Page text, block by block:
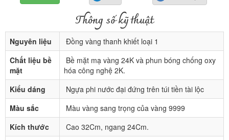
Thông số kỹ thuật
Nguyên liệu
Đồng vàng thanh khiết loại 1
Chất liệu bề
mặt
Bề mặt mạ vàng 24K và phun bóng chống oxy
hóa công nghệ 2K.
Kiểu dáng
Ngựa phi nước đại đứng trên túi tiền tài lộc
Màu sắc
Màu vàng sang trọng của vàng 9999
Kích thước
Cao 32Cm, ngang 24Cm.